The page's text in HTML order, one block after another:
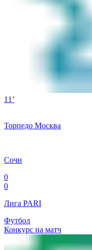
11’
Торпедо Москва
Сочи
0
0
Лига PARI
Футбол
Конкурс на матч